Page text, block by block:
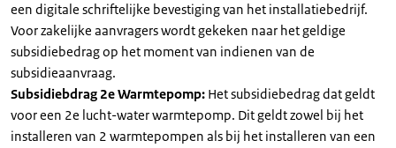
een digitale schriftelijke bevestiging van het installatiebedrijf.
Voor zakelijke aanvragers wordt gekeken naar het geldige
subsidiebedrag op het moment van indienen van de
subsidieaanvraag.
Subsidiebdrag 2e Warmtepomp: Het subsidiebedrag dat geldt
voor een 2e lucht-water warmtepomp. Dit geldt zowel bij het
installeren van 2 warmtepompen als bij het installeren van een